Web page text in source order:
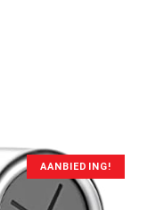
AANBIEDING!